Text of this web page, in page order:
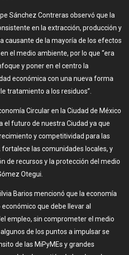
Sánchez Contreras observó que la
en la extracción, producción y
causante de la mayoría de los efectos
el medio ambiente, por lo que “era
y poner en el centro la
económica con una nueva forma
tratamiento a los residuos”.
Circular en la Ciudad de México
el futuro de nuestra Ciudad ya que
y competitividad para las
las comunidades locales, y
de recursos y la protección del medio
Otegui.
Barios mencionó que la economía
que debe llevar al
empleo, sin comprometer el medio
de los puntos a impulsar se
de las MiPyMEs y grandes